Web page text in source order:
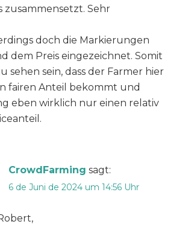
zusammensetzt. Sehr
doch die Markierungen
dem Preis eingezeichnet. Somit
sehen sein, dass der Farmer hier
fairen Anteil bekommt und
eben wirklich nur einen relativ
CrowdFarming sagt:
6 de Juni de 2024 um 14:56 Uhr